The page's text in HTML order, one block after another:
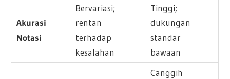
Akurasi
Notasi
Bervariasi;
rentan
terhadap
kesalahan
Tinggi;
dukungan
standar
bawaan
Canggih